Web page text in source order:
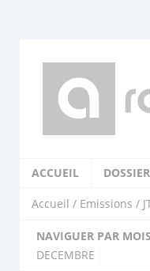
ACCUEIL
Accueil / Emissions /
NAVIGUER PAR MOIS
DECEMBRE